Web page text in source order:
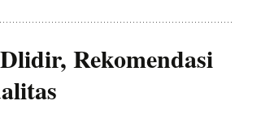
Rekomendasi